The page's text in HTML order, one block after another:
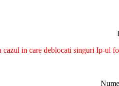
cazul in care deblocati singuri Ip-ul